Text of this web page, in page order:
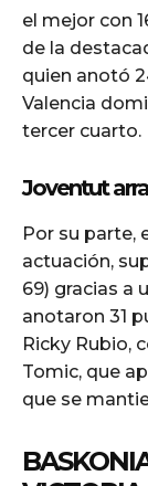
el mejor con
de la
quien anotó
Valencia
tercer cuarto.
Joventut
Por su parte,
actuación,
69) gracias a
anotaron 31
Ricky Rubio,
Tomic, que
que se